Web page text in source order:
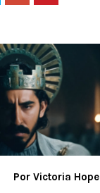
Por Victoria Hope